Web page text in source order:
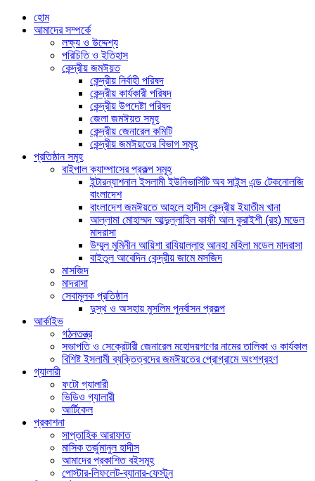
হোম
আমাদের সম্পর্কে
লক্ষ্য ও উদ্দেশ্য
পরিচিতি ও ইতিহাস
কেন্দ্রীয় জমঈয়ত
কেন্দ্রীয় নির্বাহী পরিষদ
কেন্দ্রীয় কার্যকারী পরিষদ
কেন্দ্রীয় উপদেষ্টা পরিষদ
জেলা জমঈয়ত সমূহ
কেন্দ্রীয় জেনারেল কমিটি
কেন্দ্রীয় জমঈয়তের বিভাগ সমূহ
প্রতিষ্ঠান সমূহ
বাইপাল ক্যাম্পাসের প্রকল্প সমূহ
ইন্টারন্যাশনাল ইসলামী ইউনিভার্সিটি অব সাইন্স এন্ড টেকনোলজি
বাংলাদেশ
বাংলাদেশ জমঈয়তে আহলে হাদীস কেন্দ্রীয় ইয়াতীম খানা
আল্লামা মোহাম্মদ আব্দুল্লাহিল কাফী আল কুরাইশী (রহ) মডেল
মাদরাসা
উম্মুল মুমিনীন আয়িশা রাযিয়াল্লাহু আনহা মহিলা মডেল মাদরাসা
বাইতুল আবেদিন কেন্দ্রীয় জামে মসজিদ
মাসজিদ
মাদরাসা
সেবামূলক প্রতিষ্ঠান
দুস্থ ও অসহায় মুসলিম পুনর্বাসন প্রকল্প
আর্কাইভ
গঠনতন্ত্র
সভাপতি ও সেক্রেটারী জেনারেল মহোদয়গণের নামের তালিকা ও কার্যকাল
বিশিষ্ট ইসলামী ব্যক্তিত্বদের জমঈয়তের প্রোগ্রামে অংশগ্রহণ
গ্যালারী
ফটো গ্যালারী
ভিডিও গ্যালারী
আর্টিকেল
প্রকাশনা
সাপ্তাহিক আরাফাত
মাসিক তর্জুমানুল হাদীস
আমাদের প্রকাশিত বইসমূহ
পোস্টার-লিফলেট-ব্যানার-ফেস্টুন